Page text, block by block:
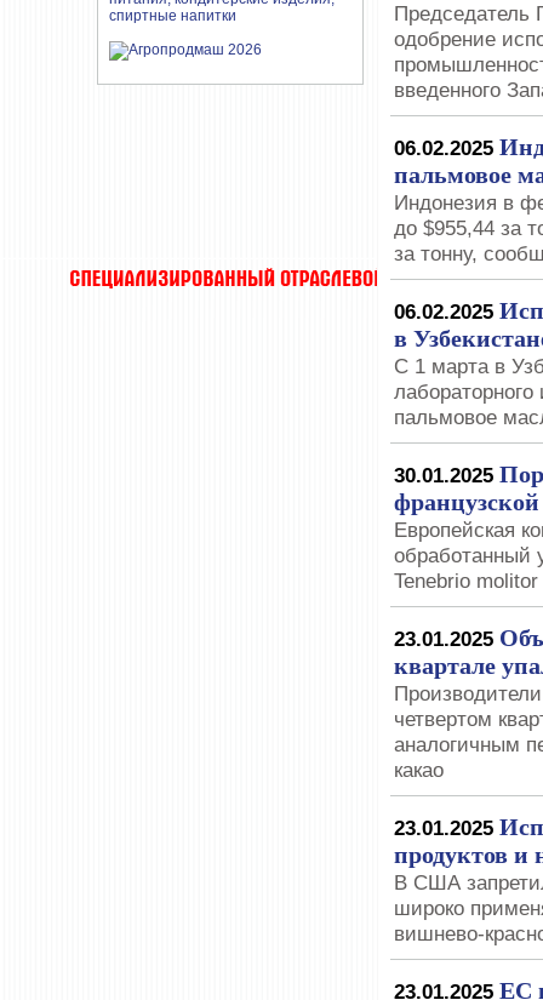
Председатель
одобрение
введенного
06.02.2025
пальмовое
Индонезия в
до $955,44 за
за тонну,
06.02.2025
в
С 1 марта в
пальмовое
30.01.2025
Европейская
обработанный
Tenebrio molitor
23.01.2025
квартале
четвертом
аналогичным
какао
23.01.2025
продуктов
В США
широко
вишнево-
23.01.2025 ЕС